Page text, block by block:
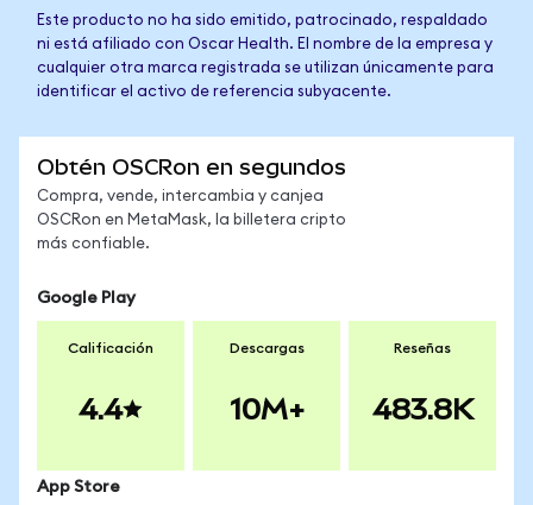
Este producto no ha sido emitido, patrocinado, respaldado
ni está afiliado con Oscar Health. El nombre de la empresa y
cualquier otra marca registrada se utilizan únicamente para
identificar el activo de referencia subyacente.
Obtén OSCRon en segundos
Compra, vende, intercambia y canjea
OSCRon en MetaMask, la billetera cripto
más confiable.
Google Play
Calificación
4.4
Descargas
10M+
Reseñas
483.8K
App Store